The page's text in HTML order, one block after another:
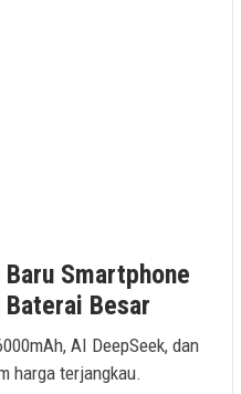
Smartphone
Besar
AI DeepSeek, dan
harga terjangkau.